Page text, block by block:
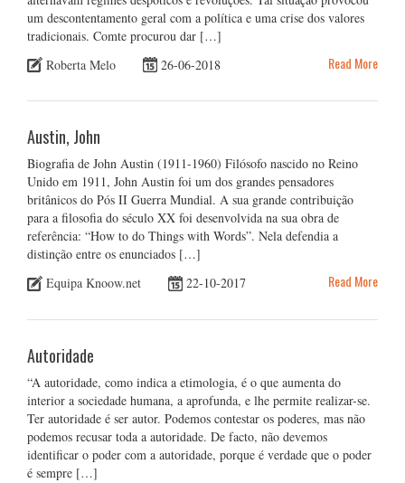
um descontentamento geral com a política e uma crise dos valores
tradicionais. Comte procurou dar […]
Roberta Melo
26-06-2018 Read More
Austin, John
Biografia de John Austin (1911-1960) Filósofo nascido no Reino
Unido em 1911, John Austin foi um dos grandes pensadores
britânicos do Pós II Guerra Mundial. A sua grande contribuição
para a filosofia do século XX foi desenvolvida na sua obra de
referência: “How to do Things with Words”. Nela defendia a
distinção entre os enunciados […]
Equipa Knoow.net
22-10-2017 Read More
Autoridade
“A autoridade, como indica a etimologia, é o que aumenta do
interior a sociedade humana, a aprofunda, e lhe permite realizar-se.
Ter autoridade é ser autor. Podemos contestar os poderes, mas não
podemos recusar toda a autoridade. De facto, não devemos
identificar o poder com a autoridade, porque é verdade que o poder
é sempre […]